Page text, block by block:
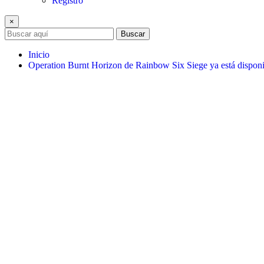
×
Buscar
Inicio
Operation Burnt Horizon de Rainbow Six Siege ya está